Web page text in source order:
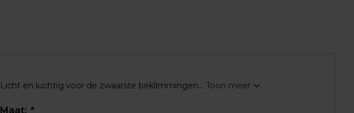
Licht en luchtig voor de zwaarste beklimmingen... Toon meer
Maat: *